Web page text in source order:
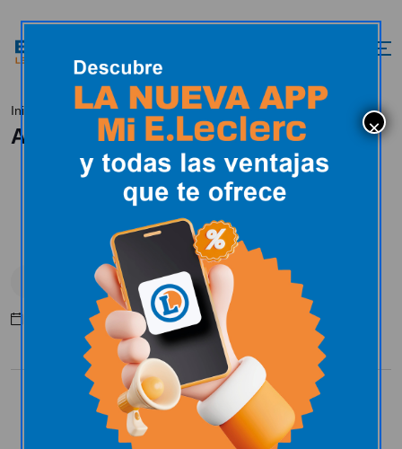
Inicio Novedades Aviones de Papel ‘Presentación’
Aviones de Papel ‘Presentación’
Mayo 10, 2016
Compartir: